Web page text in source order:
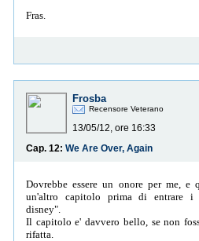
Fras.
Frosba
Recensore Veterano
13/05/12, ore 16:33
Cap. 12: We Are Over, Again
Dovrebbe essere un onore per me, e
un'altro capitolo prima di entrare i
disney".
Il capitolo e' davvero bello, se non
rifatta.